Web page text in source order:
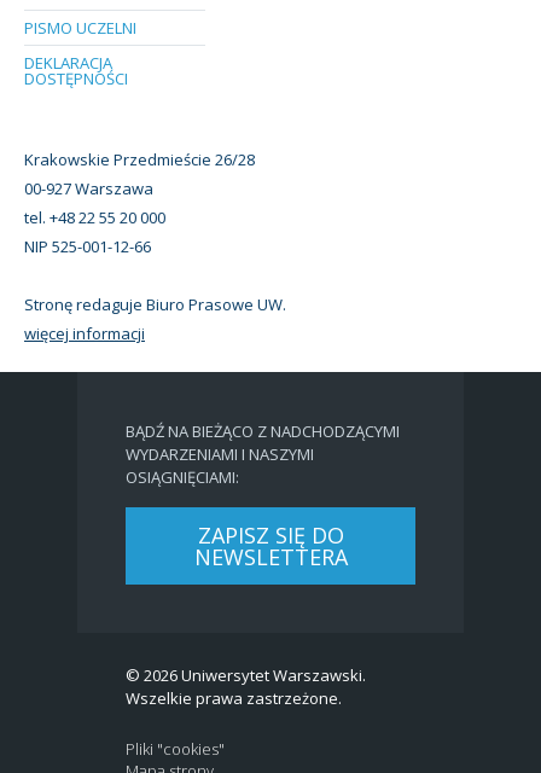
PISMO UCZELNI
DEKLARACJA
DOSTĘPNOŚCI
Krakowskie Przedmieście 26/28
00-927 Warszawa
tel. +48 22 55 20 000
NIP 525-001-12-66
Stronę redaguje Biuro Prasowe UW.
więcej informacji
BĄDŹ NA BIEŻĄCO Z NADCHODZĄCYMI
WYDARZENIAMI I NASZYMI
OSIĄGNIĘCIAMI:
ZAPISZ SIĘ DO
NEWSLETTERA
© 2026 Uniwersytet Warszawski.
Wszelkie prawa zastrzeżone.
Pliki "cookies"